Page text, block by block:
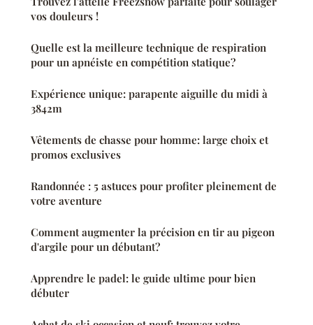
vos douleurs !
Quelle est la meilleure technique de respiration
pour un apnéiste en compétition statique?
Expérience unique: parapente aiguille du midi à
3842m
Vêtements de chasse pour homme: large choix et
promos exclusives
Randonnée : 5 astuces pour profiter pleinement de
votre aventure
Comment augmenter la précision en tir au pigeon
d'argile pour un débutant?
Apprendre le padel: le guide ultime pour bien
débuter